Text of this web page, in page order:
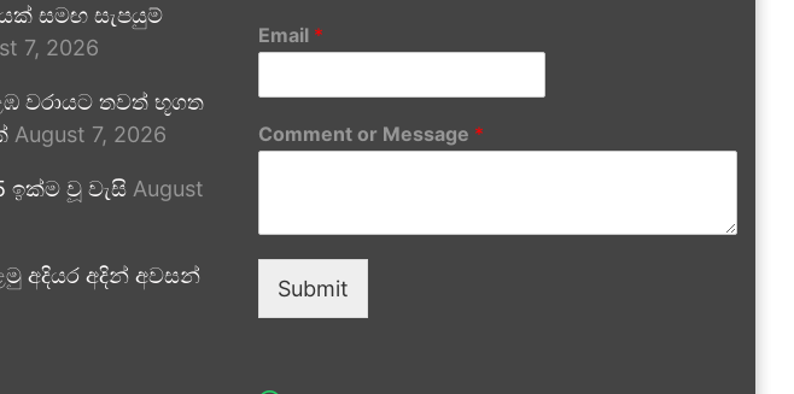
සමඟ සැපයුම්
7, 2026
වරායට තවත් භූගත
August 7, 2026
ඉක්ම වූ වැසි August
අදියර අදින් අවසන්
Email *
Comment or Message *
Submit